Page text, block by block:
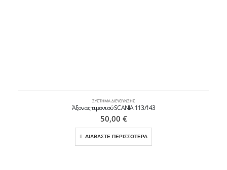
ΣΎΣΤΗΜΑ ΔΙΕΎΘΥΝΣΗΣ
Άξονας τιμονιού SCANIA 113/143
50,00 €
ΔΙΑΒΑΣΤΕ ΠΕΡΙΣΣΟΤΕΡΑ